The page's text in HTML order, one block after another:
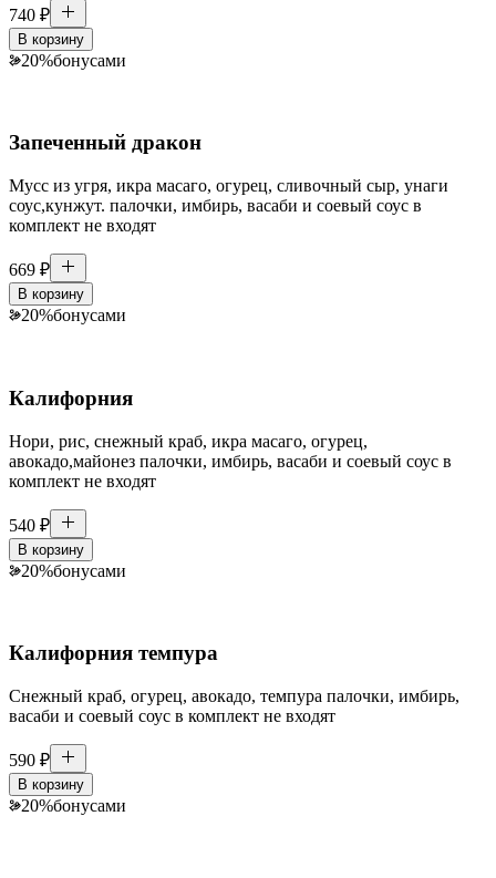
740 ₽
В корзину
20%бонусами
Запеченный дракон
Мусс из угря, икра масаго, огурец, сливочный сыр, унаги
соус,кунжут. палочки, имбирь, васаби и соевый соус в
комплект не входят
669 ₽
В корзину
20%бонусами
Калифорния
Нори, рис, снежный краб, икра масаго, огурец,
авокадо,майонез палочки, имбирь, васаби и соевый соус в
комплект не входят
540 ₽
В корзину
20%бонусами
Калифорния темпура
Снежный краб, огурец, авокадо, темпура палочки, имбирь,
васаби и соевый соус в комплект не входят
590 ₽
В корзину
20%бонусами